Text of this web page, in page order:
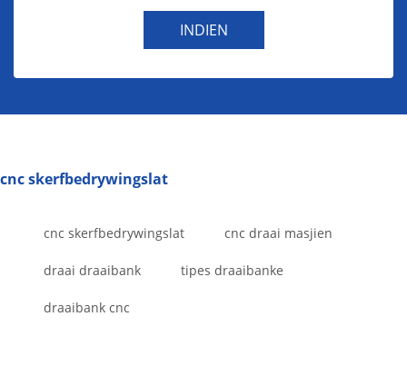
INDIEN
cnc skerfbedrywingslat
cnc skerfbedrywingslat cnc draai masjien
draai draaibank tipes draaibanke
draaibank cnc